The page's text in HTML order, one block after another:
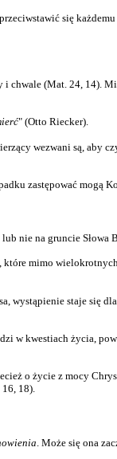
się
(Mat. 24, 14).
" (Otto Riecker).
wezwani są, aby
zastępować mogą
nie na gruncie Słowa
które mimo
wystąpienie staje się
w kwestiach życia,
o życie z mocy
18).
. Może się ona